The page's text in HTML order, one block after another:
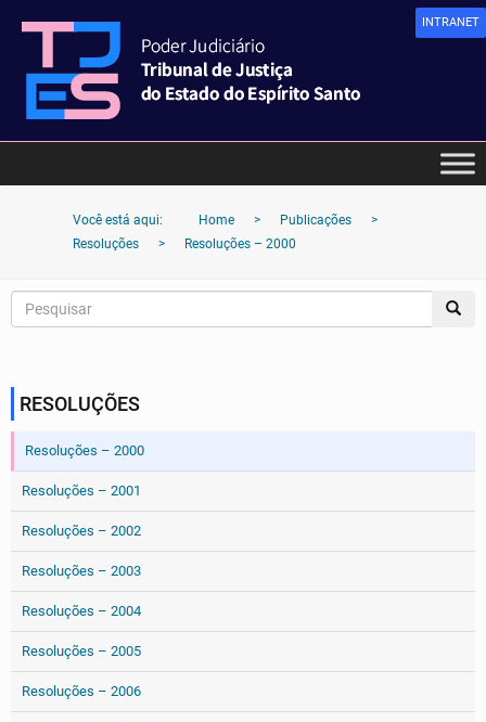
INTRANET
Você está aqui: Home > Publicações
>
Resoluções
> Resoluções – 2000
RESOLUÇÕES
Resoluções – 2000
Resoluções – 2001
Resoluções – 2002
Resoluções – 2003
Resoluções – 2004
Resoluções – 2005
Resoluções – 2006